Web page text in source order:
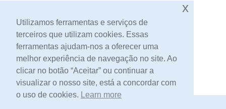
Sem stock
Contacto
Utilizamos ferramentas e serviços de
terceiros que utilizam cookies. Essas
ferramentas ajudam-nos a oferecer uma
melhor experiência de navegação no site. Ao
clicar no botão “Aceitar” ou continuar a
visualizar o nosso site, está a concordar com
o uso de cookies. Learn more
x